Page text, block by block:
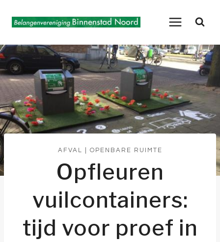
naar
AFVAL OPENBARE RUIMTE
Opfleuren
vuilcontainers:
tijd voor proef in